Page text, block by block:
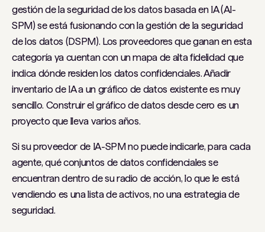
gestión de la seguridad de los datos basada en IA (AI-
SPM) se está fusionando con la gestión de la seguridad
de los datos (DSPM). Los proveedores que ganan en esta
categoría ya cuentan con un mapa de alta fidelidad que
indica dónde residen los datos confidenciales. Añadir
inventario de IA a un gráfico de datos existente es muy
sencillo. Construir el gráfico de datos desde cero es un
proyecto que lleva varios años.
Si su proveedor de IA-SPM no puede indicarle, para cada
agente, qué conjuntos de datos confidenciales se
encuentran dentro de su radio de acción, lo que le está
vendiendo es una lista de activos, no una estrategia de
seguridad.